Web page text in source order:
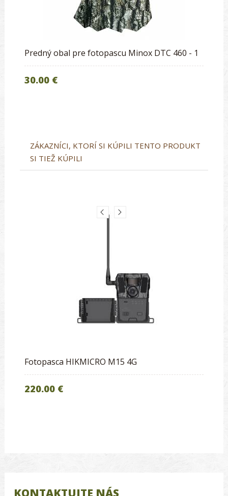
Predný obal pre fotopascu Minox DTC 460 - 1
30.00 €
ZÁKAZNÍCI, KTORÍ SI KÚPILI TENTO PRODUKT
SI TIEŽ KÚPILI
Fotopasca HIKMICRO M15 4G
220.00 €
KONTAKTUJTE NÁS